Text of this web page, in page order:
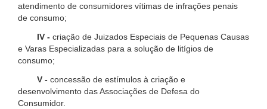
atendimento de consumidores vítimas de infrações penais
de consumo;
IV - criação de Juizados Especiais de Pequenas Causas
e Varas Especializadas para a solução de litígios de
consumo;
V - concessão de estímulos à criação e
desenvolvimento das Associações de Defesa do
Consumidor.